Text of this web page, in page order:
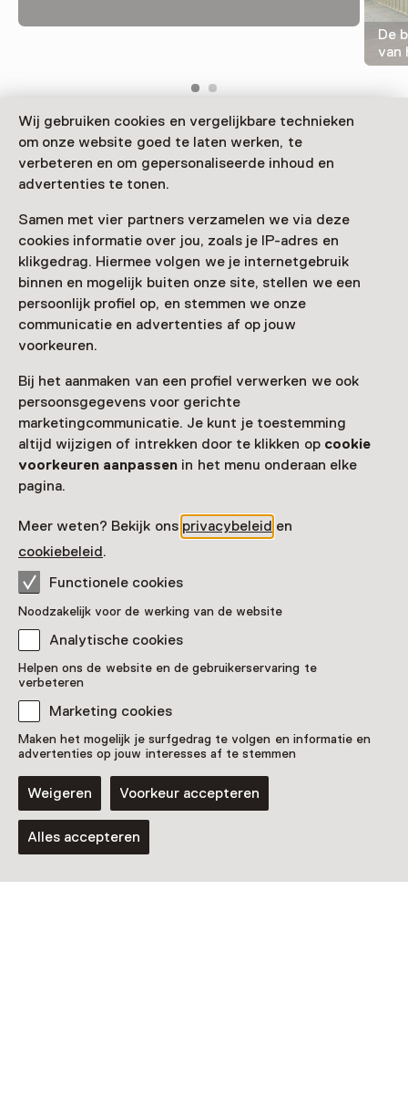
Wij gebruiken cookies en vergelijkbare technieken
om onze website goed te laten werken, te
verbeteren en om gepersonaliseerde inhoud en
advertenties te tonen.
Samen met vier partners verzamelen we via deze
cookies informatie over jou, zoals je IP-adres en
klikgedrag. Hiermee volgen we je internetgebruik
binnen en mogelijk buiten onze site, stellen we een
persoonlijk profiel op, en stemmen we onze
communicatie en advertenties af op jouw
voorkeuren.
Bij het aanmaken van een profiel verwerken we ook
persoonsgegevens voor gerichte
marketingcommunicatie. Je kunt je toestemming
altijd wijzigen of intrekken door te klikken op cookie
voorkeuren aanpassen in het menu onderaan elke
pagina.
Meer weten? Bekijk ons privacybeleid en
cookiebeleid.
Functionele cookies
Noodzakelijk voor de werking van de website
Analytische cookies
Helpen ons de website en de gebruikerservaring te
verbeteren
Marketing cookies
Maken het mogelijk je surfgedrag te volgen en informatie en
advertenties op jouw interesses af te stemmen
Weigeren Voorkeur accepteren
Alles accepteren
De
van
Het Museum of Contemporary Tibetan Art ligt in het
groene Rensenpark in Emmen. Een museum waar je
kunstwerken kunt zien van authentieke Tibetaanse
Toegang
Museumkaartgeldig
Nog geen Museumkaart?
Museumkaart of ticket kopen
Faciliteiten
Meer informatie op de museumsite
Nog meer ontdekken